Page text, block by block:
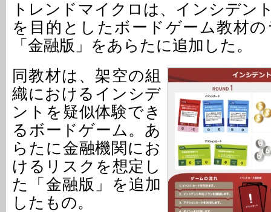
トレンドマイクロは、インシデン
を目的としたボードゲーム教材
「金融版」をあらたに追加した。
同教材は、架空の組
織におけるインシデ
ントを疑似体験でき
るボードゲーム。あ
らたに金融機関にお
けるリスクを想定し
た「金融版」を追加
したもの。